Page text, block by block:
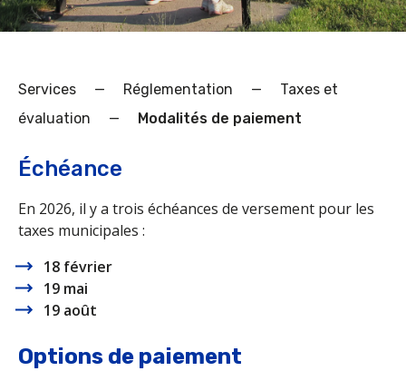
Services — Réglementation —
Taxes et
évaluation
— Modalités de paiement
Échéance
En 2026, il y a trois échéances de versement pour les
taxes municipales :
18 février
19 mai
19 août
Options de paiement